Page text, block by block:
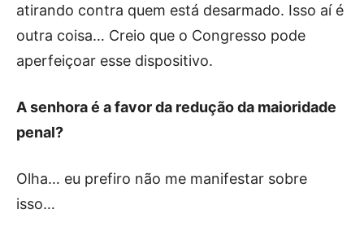
atirando contra quem está desarmado. Isso aí é
outra coisa… Creio que o Congresso pode
aperfeiçoar esse dispositivo.
A senhora é a favor da redução da maioridade
penal?
Olha… eu prefiro não me manifestar sobre
isso…